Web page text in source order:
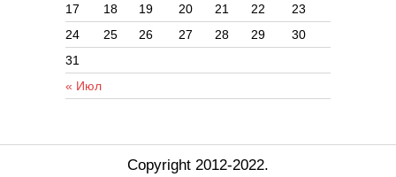
« Июл
17
18 19 20 21 22
23
24
25 26 27 28 29
30
31
Copyright 2012-2022.